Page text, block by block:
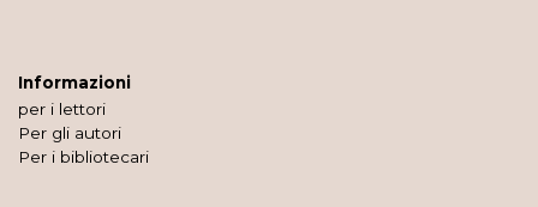
Informazioni
per i lettori
Per gli autori
Per i bibliotecari